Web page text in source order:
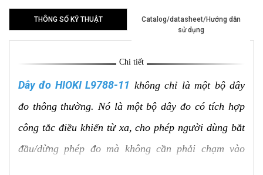
THÔNG SỐ KỸ THUẬT
Catalog/datasheet/Hướng dẫn
sử dụng
Chi tiết
Dây đo HIOKI L9788-11 không chỉ là một bộ dây
đo thông thường. Nó là một bộ dây đo có tích hợp
công tắc điều khiển từ xa, cho phép người dùng bắt
đầu/dừng phép đo mà không cần phải chạm vào